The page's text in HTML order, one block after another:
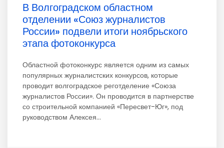
В Волгоградском областном
отделении «Союз журналистов
России» подвели итоги ноябрьского
этапа фотоконкурса
Областной фотоконкурс является одним из самых
популярных журналистских конкурсов, которые
проводит волгоградское реготделение «Союза
журналистов России». Он проводится в партнерстве
со строительной компанией «Пересвет-Юг», под
руководством Алексея...